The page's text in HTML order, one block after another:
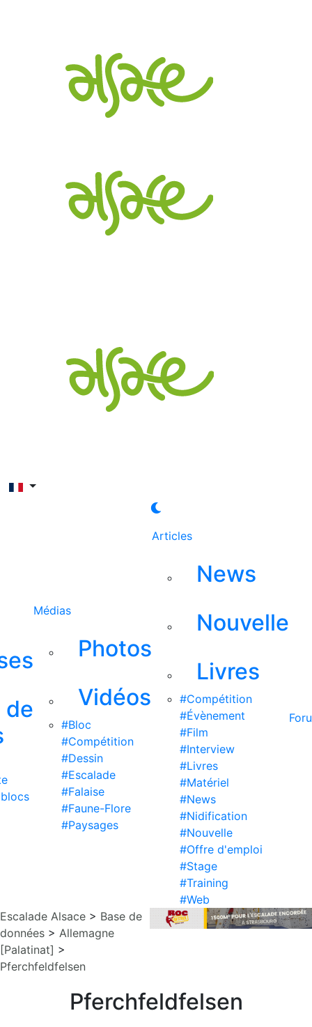
de
Médias
Photos
Vidéos
#Bloc
#Compétition
#Dessin
#Escalade
#Falaise
#Faune-Flore
#Paysages
Articles
News
Nouvelle
Livres
#Compétition
#Évènement
#Film
#Interview
#Livres
#Matériel
#News
#Nidification
#Nouvelle
#Offre d'emploi
#Stage
#Training
#Web
Escalade Alsace > Base de
données > Allemagne
[Palatinat] >
Pferchfeldfelsen
Pferchfeldfelsen